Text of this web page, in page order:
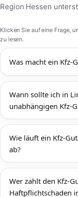
Region Hessen
Klicken Sie auf eine Frage,
zu lesen.
Was macht ein Kfz-
bewertet den
Fahrzeugs und
Versicherungen,
Schadenregulierung.
nicht an eine
Ihre Interessen als
Wann sollte ich in
unabhängigen Kfz-
dann beauftragen,
Bagatellschaden
unklar ist. Das gilt
Wie läuft ein Kfz-
ab?
Fahrzeugs direkt in
Wer zahlt den Kfz-
Haftpflichtschaden